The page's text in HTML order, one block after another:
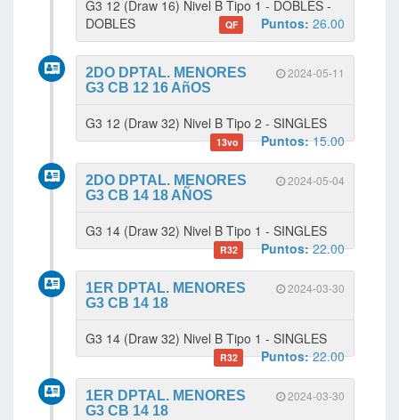
G3 12 (Draw 16) Nivel B Tipo 1 - DOBLES -
DOBLES
QF Puntos: 26.00
2024-05-11
2DO DPTAL. MENORES
G3 CB 12 16 AñOS
G3 12 (Draw 32) Nivel B Tipo 2 - SINGLES
13vo Puntos:15.00
2024-05-04
2DO DPTAL. MENORES
G3 CB 14 18 AÑOS
G3 14 (Draw 32) Nivel B Tipo 1 - SINGLES
R32 Puntos:22.00
2024-03-30
1ER DPTAL. MENORES
G3 CB 14 18
G3 14 (Draw 32) Nivel B Tipo 1 - SINGLES
R32 Puntos:22.00
2024-03-30
1ER DPTAL. MENORES
G3 CB 14 18